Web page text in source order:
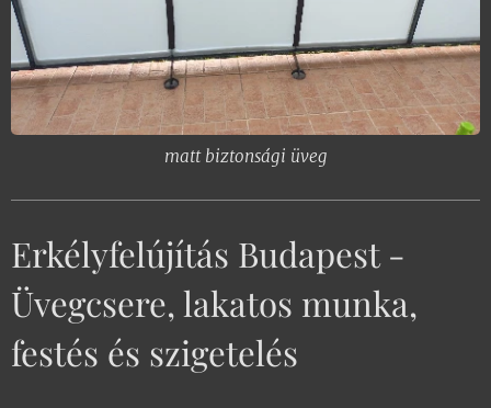
Az erkély felújítása vagy új erkély építése
meghatározóan befolyásolja az otthon
értékét és biztonságát. Fontos szakember
segítségét kérni a helyzet felméréséhez és a
matt biztonsági üveg
Erkélyfelújítás Budapest -
Üvegcsere, lakatos munka,
festés és szigetelés